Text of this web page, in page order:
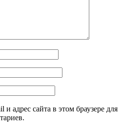
адрес сайта в этом браузере для